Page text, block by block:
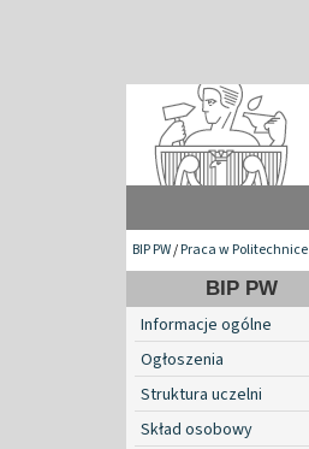
BIP PW/Praca w Politechnice
BIP PW
Informacje ogólne
Ogłoszenia
Struktura uczelni
Skład osobowy